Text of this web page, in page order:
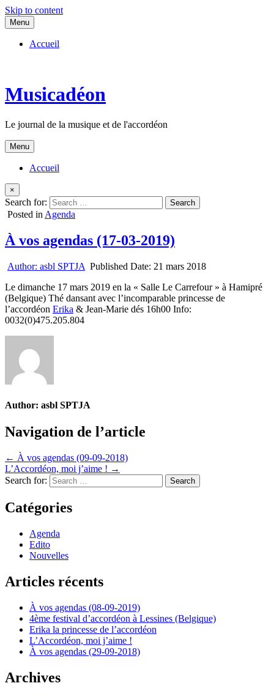
Skip to content
Menu
Accueil
Musicadéon
Le journal de la musique et de l'accordéon
Menu
Accueil
×
Search for:
Posted in Agenda
À vos agendas (17-03-2019)
Author: asbl SPTJA Published Date: 21 mars 2018
Le dimanche 17 mars 2019 en la « Salle Le Carrefour » à Hamipré
(Belgique) Thé dansant avec l’incomparable princesse de
l’accordéon Erika & Jean-Marie dés 16h00 Info:
0032(0)475.205.804
Author: asbl SPTJA
Navigation de l’article
← À vos agendas (09-09-2018)
L’Accordéon, moi j’aime ! →
Search for:
Catégories
Agenda
Edito
Nouvelles
Articles récents
À vos agendas (08-09-2019)
4ème festival d’accordéon à Lessines (Belgique)
Erika la princesse de l’accordéon
L’Accordéon, moi j’aime !
À vos agendas (29-09-2018)
Archives